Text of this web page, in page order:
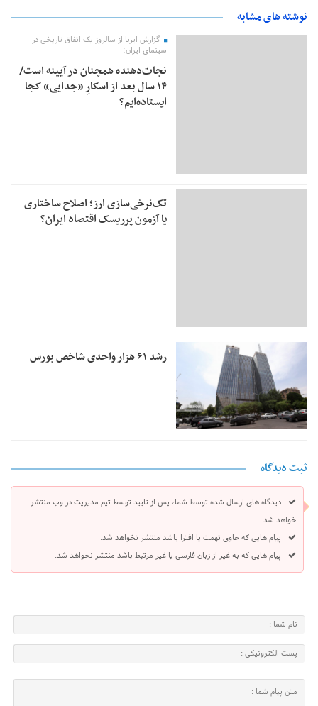
نوشته های مشابه
گزارش ایرنا از سالروز یک اتفاق تاریخی در
سینمای ایران؛
نجات‌دهنده‌ همچنان در آیینه است/
۱۴ سال بعد از اسکارِ «جدایی» کجا
ایستاده‌ایم؟
تک‌نرخی‌سازی ارز؛ اصلاح ساختاری
یا آزمون پرریسک اقتصاد ایران؟
رشد ۶۱ هزار واحدی شاخص بورس
ثبت دیدگاه
دیدگاه های ارسال شده توسط شما، پس از تایید توسط تیم مدیریت در وب منتشر
خواهد شد.
پیام هایی که حاوی تهمت یا افترا باشد منتشر نخواهد شد.
پیام هایی که به غیر از زبان فارسی یا غیر مرتبط باشد منتشر نخواهد شد.